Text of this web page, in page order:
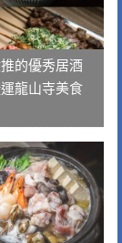
的優秀居酒
龍山寺美食